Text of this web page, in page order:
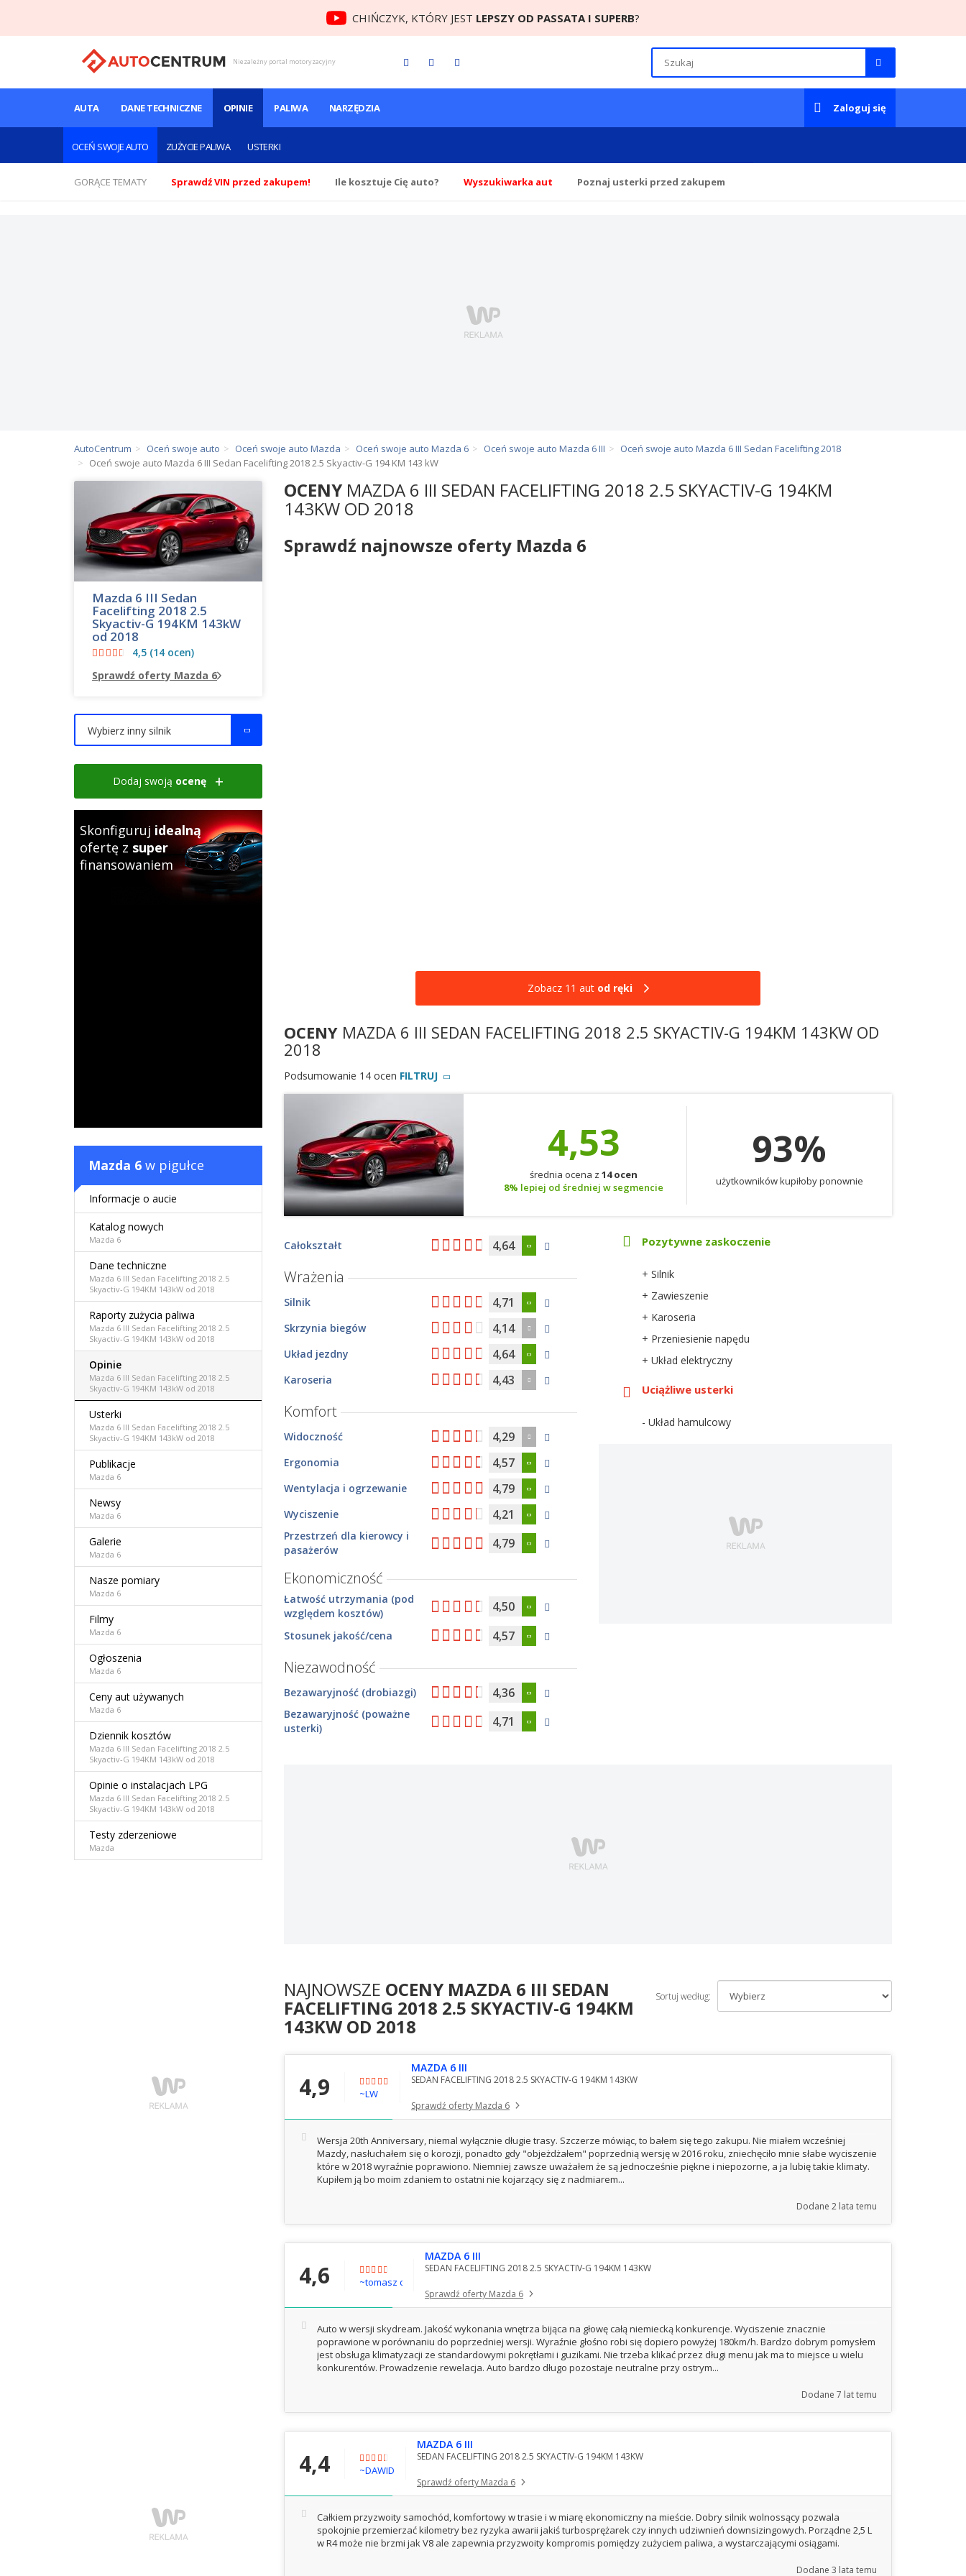
CHIŃCZYK, KTÓRY JEST LEPSZY OD PASSATA I SUPERB?
Niezależny portal motoryzacyjny
AUTA DANE TECHNICZNE OPINIE
OCEŃ SWOJE AUTO ZUŻYCIE PALIWA USTERKI
PALIWA NARZĘDZIA Zaloguj się
GORĄCE TEMATY Sprawdź VIN przed zakupem! Ile kosztuje Cię auto? Wyszukiwarka aut Poznaj usterki przed zakupem
AutoCentrum Oceń swoje auto Oceń swoje auto Mazda Oceń swoje auto Mazda 6 Oceń swoje auto Mazda 6 III
Oceń swoje auto Mazda 6 III Sedan Facelifting 2018
Oceń swoje auto Mazda 6 III Sedan Facelifting 2018 2.5 Skyactiv-G 194 KM 143 kW
OCENY MAZDA 6 III SEDAN FACELIFTING 2018 2.5 SKYACTIV-G 194KM
143KW OD 2018
Sprawdź najnowsze oferty Mazda 6
Zobacz 11 aut od ręki
OCENY MAZDA 6 III SEDAN FACELIFTING 2018 2.5 SKYACTIV-G 194KM 143KW OD
2018
Podsumowanie 14 ocen FILTRUJ
4,53
średnia ocena z14 ocen
8% lepiej od średniej w segmencie
93%
użytkowników kupiłoby ponownie
Całokształt 4,64
Wrażenia
Silnik 4,71
Skrzynia biegów 4,14
Układ jezdny 4,64
Karoseria 4,43
Komfort
Widoczność 4,29
Ergonomia 4,57
Wentylacja i ogrzewanie 4,79
Wyciszenie 4,21
Przestrzeń dla kierowcy i
pasażerów
4,79
Ekonomiczność
Łatwość utrzymania (pod
względem kosztów)
4,50
Stosunek jakość/cena 4,57
Niezawodność
Bezawaryjność (drobiazgi) 4,36
Bezawaryjność (poważne
usterki)
4,71
Pozytywne zaskoczenie
+ Silnik
+ Zawieszenie
+ Karoseria
+ Przeniesienie napędu
+ Układ elektryczny
Uciążliwe usterki
- Układ hamulcowy
NAJNOWSZE OCENY MAZDA 6 III SEDAN
FACELIFTING 2018 2.5 SKYACTIV-G 194KM
143KW OD 2018
Sortuj według:
4,9 ~LW
MAZDA 6 III
SEDAN FACELIFTING 2018 2.5 SKYACTIV-G 194KM 143KW
Sprawdź oferty Mazda 6
Wersja 20th Anniversary, niemal wyłącznie długie trasy. Szczerze mówiąc, to bałem się tego zakupu. Nie miałem wcześniej
Mazdy, nasłuchałem się o korozji, ponadto gdy "objeżdżałem" poprzednią wersję w 2016 roku, zniechęciło mnie słabe wyciszenie
które w 2018 wyraźnie poprawiono. Niemniej zawsze uważałem że są jednocześnie piękne i niepozorne, a ja lubię takie klimaty.
Kupiłem ją bo moim zdaniem to ostatni nie kojarzący się z nadmiarem...
Dodane 2 lata temu
4,6 ~tomasz chmurowicz
MAZDA 6 III
SEDAN FACELIFTING 2018 2.5 SKYACTIV-G 194KM 143KW
Sprawdź oferty Mazda 6
Auto w wersji skydream. Jakość wykonania wnętrza bijąca na głowę całą niemiecką konkurencje. Wyciszenie znacznie
poprawione w porównaniu do poprzedniej wersji. Wyraźnie głośno robi się dopiero powyżej 180km/h. Bardzo dobrym pomysłem
jest obsługa klimatyzacji ze standardowymi pokrętłami i guzikami. Nie trzeba klikać przez długi menu jak ma to miejsce u wielu
konkurentów. Prowadzenie rewelacja. Auto bardzo długo pozostaje neutralne przy ostrym...
Dodane 7 lat temu
4,4 ~DAWID
MAZDA 6 III
SEDAN FACELIFTING 2018 2.5 SKYACTIV-G 194KM 143KW
Sprawdź oferty Mazda 6
Całkiem przyzwoity samochód, komfortowy w trasie i w miarę ekonomiczny na mieście. Dobry silnik wolnossący pozwala
spokojnie przemierzać kilometry bez ryzyka awarii jakiś turbosprężarek czy innych udziwnień downsizingowych. Porządne 2,5 L
w R4 może nie brzmi jak V8 ale zapewnia przyzwoity kompromis pomiędzy zużyciem paliwa, a wystarczającymi osiągami.
Dodane 3 lata temu
Mazda 6 III Sedan
Facelifting 2018 2.5
Skyactiv-G 194KM 143kW
od 2018
4,5 (14 ocen)
Sprawdź oferty Mazda 6
Wybierz inny silnik
Dodaj swoją ocenę
Skonfiguruj idealną
ofertę z super
finansowaniem
Mazda 6 w pigułce
Informacje o aucie
Katalog nowych
Mazda 6
Dane techniczne
Mazda 6 III Sedan Facelifting 2018 2.5
Skyactiv-G 194KM 143kW od 2018
Raporty zużycia paliwa
Mazda 6 III Sedan Facelifting 2018 2.5
Skyactiv-G 194KM 143kW od 2018
Opinie
Mazda 6 III Sedan Facelifting 2018 2.5
Skyactiv-G 194KM 143kW od 2018
Usterki
Mazda 6 III Sedan Facelifting 2018 2.5
Skyactiv-G 194KM 143kW od 2018
Publikacje
Mazda 6
Newsy
Mazda 6
Galerie
Mazda 6
Nasze pomiary
Mazda 6
Filmy
Mazda 6
Ogłoszenia
Mazda 6
Ceny aut używanych
Mazda 6
Dziennik kosztów
Mazda 6 III Sedan Facelifting 2018 2.5
Skyactiv-G 194KM 143kW od 2018
Opinie o instalacjach LPG
Mazda 6 III Sedan Facelifting 2018 2.5
Skyactiv-G 194KM 143kW od 2018
Testy zderzeniowe
Mazda